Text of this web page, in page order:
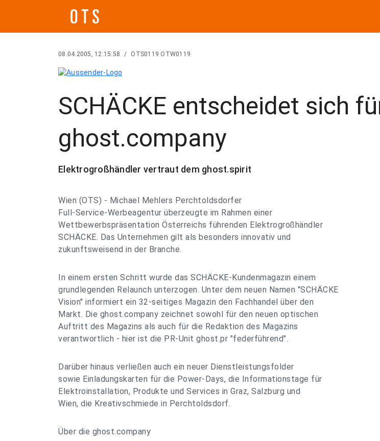
08.04.2005, 12:15:58 / OTS0119 OTW0119
SCHÄCKE entscheidet sich
ghost.company
Elektrogroßhändler vertraut dem ghost.spirit
Wien (OTS) - Michael Mehlers Perchtoldsdorfer
Full-Service-Werbeagentur überzeugte im Rahmen einer
Wettbewerbspräsentation Österreichs führenden Elektrogroßhändler
SCHÄCKE. Das Unternehmen gilt als besonders innovativ und
zukunftsweisend in der Branche.
In einem ersten Schritt wurde das SCHÄCKE-Kundenmagazin einem
grundlegenden Relaunch unterzogen. Unter dem neuen Namen "SCHÄCKE
Vision" informiert ein 32-seitiges Magazin den Fachhandel über den
Markt. Die ghost.company zeichnet sowohl für den neuen optischen
Auftritt des Magazins als auch für die Redaktion des Magazins
verantwortlich - hier ist die PR-Unit ghost.pr "federführend".
Darüber hinaus verließen auch ein neuer Dienstleistungsfolder
sowie Einladungskarten für die Power-Days, die Informationstage für
Elektroinstallation, Produkte und Services in Graz, Salzburg und
Wien, die Kreativschmiede in Perchtoldsdorf.
Über die ghost.company